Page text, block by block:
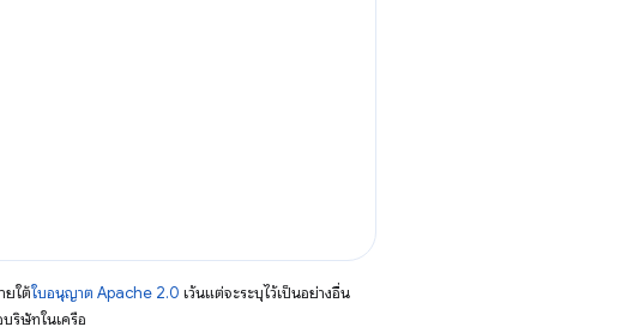
ยใต้ใบอนุญาต Apache 2.0 เว้นแต่จะระบุไว้เป็นอย่างอื่น
ริษัทในเครือ